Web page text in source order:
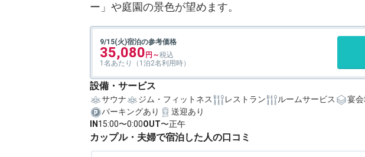
ー」や庭園の景色が望めます。
9/15(火)宿泊の参考価格
35,080
1名あたり（1泊2名利用時）
設備・サービス
サウナ ジム・フィットネス レストラン ルームサービス 宴
パーキングあり
送迎あり
IN 15:00〜0:00OUT〜正午
カップル・夫婦で宿泊した人の口コミ